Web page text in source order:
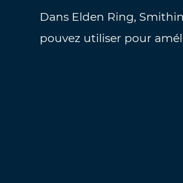
Dans Elden Ring,
pouvez utiliser pour